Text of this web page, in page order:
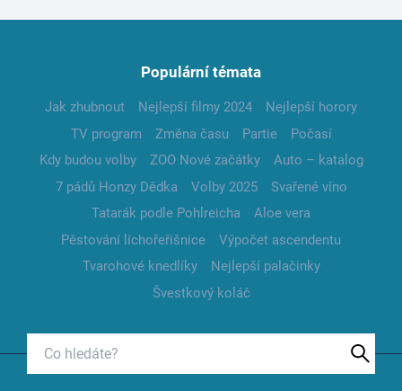
Populární témata
Jak zhubnout Nejlepší filmy 2024
Nejlepší horory
TV program
Změna času Partie
Počasí
Kdy budou volby
ZOO Nové začátky
Auto – katalog
7 pádů Honzy Dědka
Volby 2025
Svařené víno
Tatarák podle Pohlreicha
Aloe vera
Pěstování lichořeřišnice
Výpočet ascendentu
Tvarohové knedlíky
Nejlepší palačinky
Švestkový koláč